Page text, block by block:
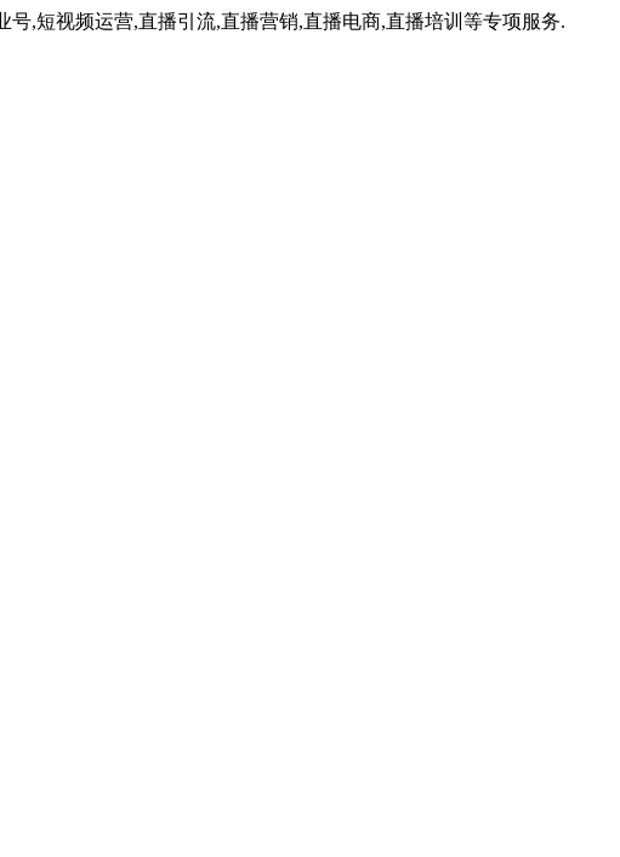
,短视频运营,直播引流,直播营销,直播电商,直播培训等专项服务.